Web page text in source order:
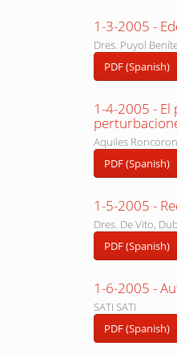
1-3-2005 -
Dres. Puyol
PDF (Spanish)
1-4-2005 -
Aquiles
PDF (Spanish)
1-5-2005 -
Dres. De Vito,
PDF (Spanish)
1-6-2005 -
SATI SATI
PDF (Spanish)